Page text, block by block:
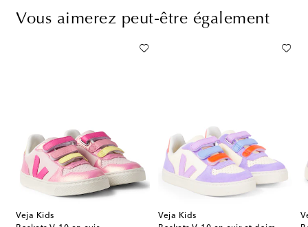
Vous aimerez peut-être également
Veja Kids
Veja Kids